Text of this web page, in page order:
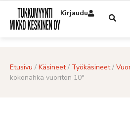
Kirjaudu
Etusivu / Käsineet/ Työkäsineet/
kokonahka vuoriton 10″